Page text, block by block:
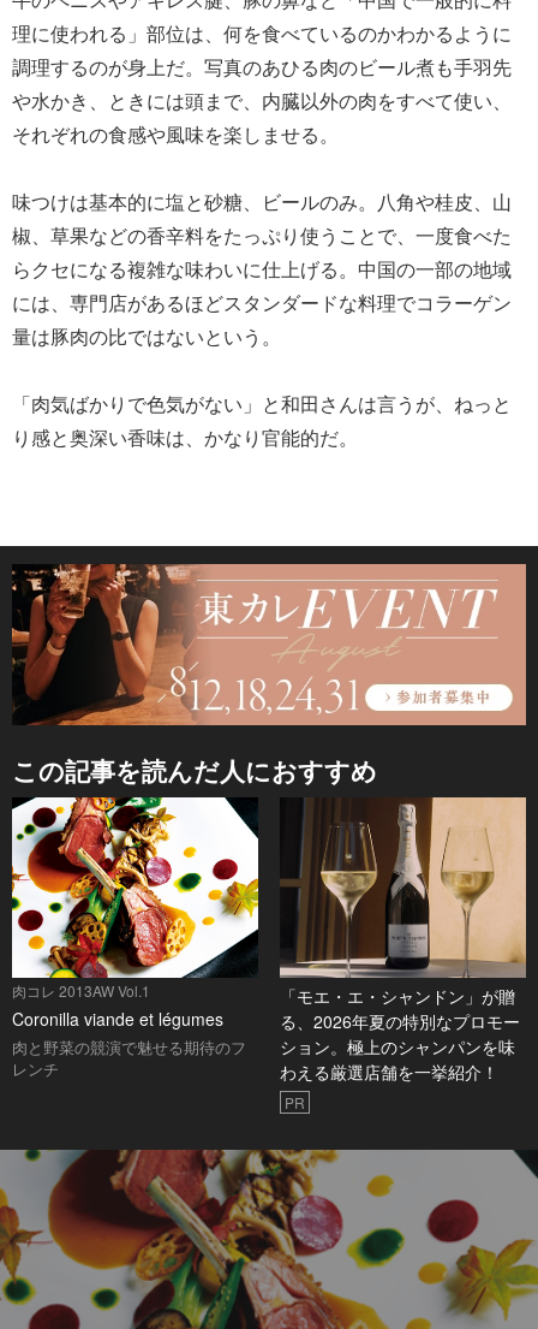
理に使われる」部位は、何を食べているのかわかるように
調理するのが身上だ。写真のあひる肉のビール煮も手羽先
や水かき、ときには頭まで、内臓以外の肉をすべて使い、
それぞれの食感や風味を楽しませる。
味つけは基本的に塩と砂糖、ビールのみ。八角や桂皮、山
椒、草果などの香辛料をたっぷり使うことで、一度食べた
らクセになる複雑な味わいに仕上げる。中国の一部の地域
には、専門店があるほどスタンダードな料理でコラーゲン
量は豚肉の比ではないという。
「肉気ばかりで色気がない」と和田さんは言うが、ねっと
り感と奥深い香味は、かなり官能的だ。
この記事を読んだ人におすすめ
肉コレ 2013AW Vol.1
Coronilla viande et légumes
肉と野菜の競演で魅せる期待のフ
レンチ
「モエ・エ・シャンドン」が贈
る、2026年夏の特別なプロモー
ション。極上のシャンパンを味
わえる厳選店舗を一挙紹介！
PR